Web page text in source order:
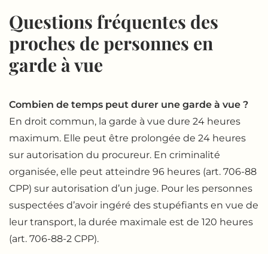
Questions fréquentes des
proches de personnes en
garde à vue
Combien de temps peut durer une garde à vue ?
En droit commun, la garde à vue dure 24 heures
maximum. Elle peut être prolongée de 24 heures
sur autorisation du procureur. En criminalité
organisée, elle peut atteindre 96 heures (art. 706-88
CPP) sur autorisation d’un juge. Pour les personnes
suspectées d’avoir ingéré des stupéfiants en vue de
leur transport, la durée maximale est de 120 heures
(art. 706-88-2 CPP).